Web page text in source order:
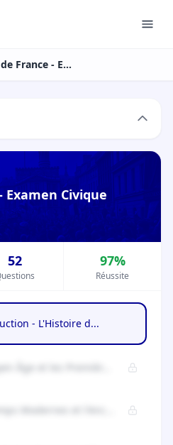
Histoire de France - Examen Civique
Examen Civique
52 97%
Réussite
- L'Histoire d...
Âge et les Premièr...
Modernes et l'Anc...